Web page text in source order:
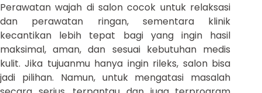
Perawatan wajah di salon cocok untuk relaksasi
dan perawatan ringan, sementara klinik
kecantikan lebih tepat bagi yang ingin hasil
maksimal, aman, dan sesuai kebutuhan medis
kulit. Jika tujuanmu hanya ingin rileks, salon bisa
jadi pilihan. Namun, untuk mengatasi masalah